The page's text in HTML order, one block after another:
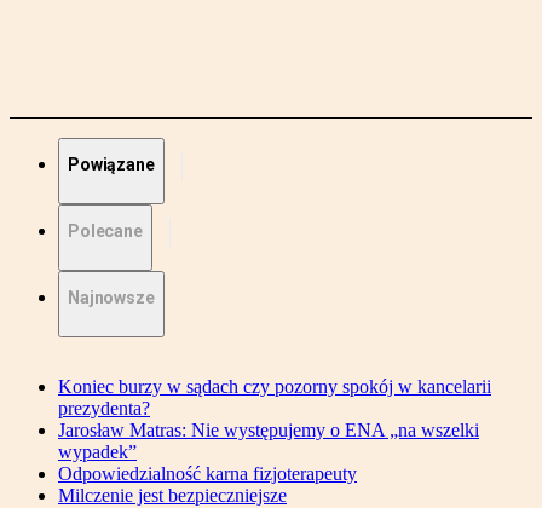
Powiązane
Polecane
Najnowsze
Koniec burzy w sądach czy pozorny spokój w kancelarii
prezydenta?
Jarosław Matras: Nie występujemy o ENA „na wszelki
wypadek”
Odpowiedzialność karna fizjoterapeuty
Milczenie jest bezpieczniejsze